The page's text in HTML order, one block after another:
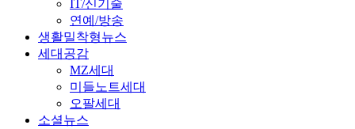
IT/신기술
연예/방송
생활밀착형뉴스
세대공감
MZ세대
미들노트세대
오팔세대
소셜뉴스